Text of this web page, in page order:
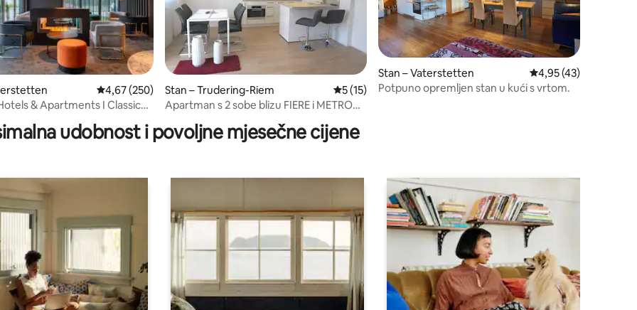
recenzija: 71
Prosječna ocjena: 4,67/5, recenzija: 250
4,67 (250)
& Apartments I Classic
Stan – Trudering-Riem Prosječna ocjena: 5/5, recenzija: 15
5 (15)
Apartman s 2 sobe blizu FIERE i METROA,
Stan – Vaterstetten Prosječna ocjena:
4,95 (43)
Potpuno opremljen stan u kući s vrtom.
udobnost i povoljne mjesečne cijene